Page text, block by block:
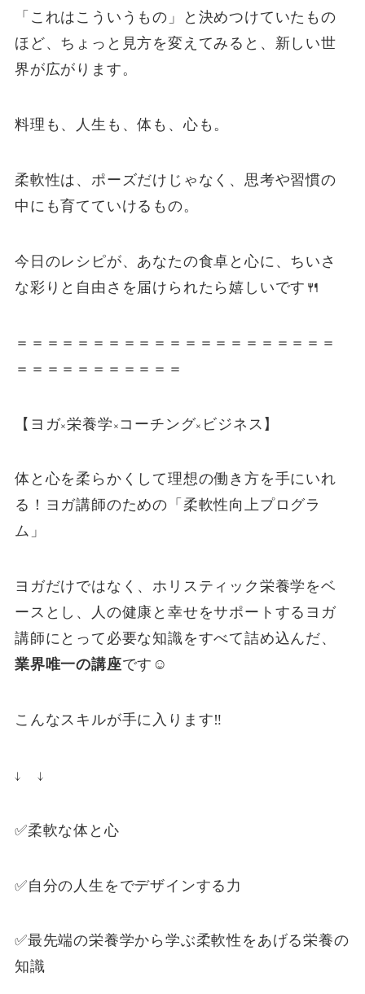
「これはこういうもの」と決めつけていたもの
ほど、ちょっと見方を変えてみると、新しい世
界が広がります。
料理も、人生も、体も、心も。
柔軟性は、ポーズだけじゃなく、思考や習慣の
中にも育てていけるもの。
今日のレシピが、あなたの食卓と心に、ちいさ
な彩りと自由さを届けられたら嬉しいです🍴
＝＝＝＝＝＝＝＝＝＝＝＝＝＝＝＝＝＝＝＝＝
＝＝＝＝＝＝＝＝＝＝＝
【ヨガ×栄養学×コーチング×ビジネス】
体と心を柔らかくして理想の働き方を手にいれ
る！ヨガ講師のための「柔軟性向上プログラ
ム」
ヨガだけではなく、ホリスティック栄養学をベ
ースとし、人の健康と幸せをサポートするヨガ
講師にとって必要な知識をすべて詰め込んだ、
業界唯一の講座です☺️
こんなスキルが手に入ります‼️
↓ ↓
✅柔軟な体と心
✅自分の人生をでデザインする力
✅最先端の栄養学から学ぶ柔軟性をあげる栄養の
知識